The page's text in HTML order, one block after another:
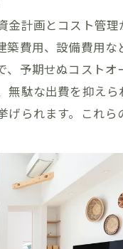
計で叶える家族快
族の成長に対応する
トと快適に暮らす
育て世代に優しい間
スペースを効果的
で快適な住環境を
ホームで始める自
の家づくりのため
ジェクト管理で予
金計画とコスト管
費用、設備費用
、予期せぬコスト
無駄な出費を抑え
げられます。これ